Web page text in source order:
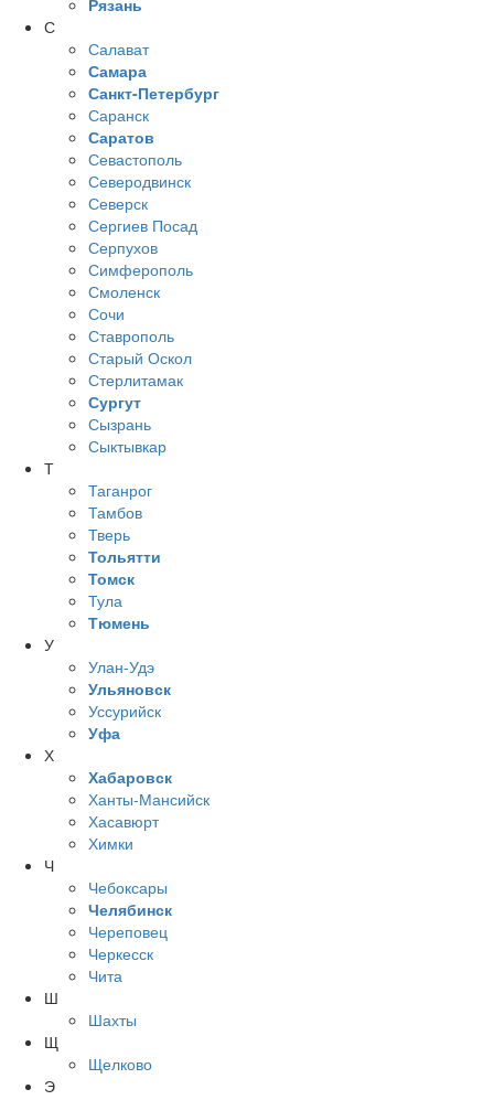
Рязань
С
Салават
Самара
Санкт-Петербург
Саранск
Саратов
Севастополь
Северодвинск
Северск
Сергиев Посад
Серпухов
Симферополь
Смоленск
Сочи
Ставрополь
Старый Оскол
Стерлитамак
Сургут
Сызрань
Сыктывкар
Т
Таганрог
Тамбов
Тверь
Тольятти
Томск
Тула
Тюмень
У
Улан-Удэ
Ульяновск
Уссурийск
Уфа
Х
Хабаровск
Ханты-Мансийск
Хасавюрт
Химки
Ч
Чебоксары
Челябинск
Череповец
Черкесск
Чита
Ш
Шахты
Щ
Щелково
Э